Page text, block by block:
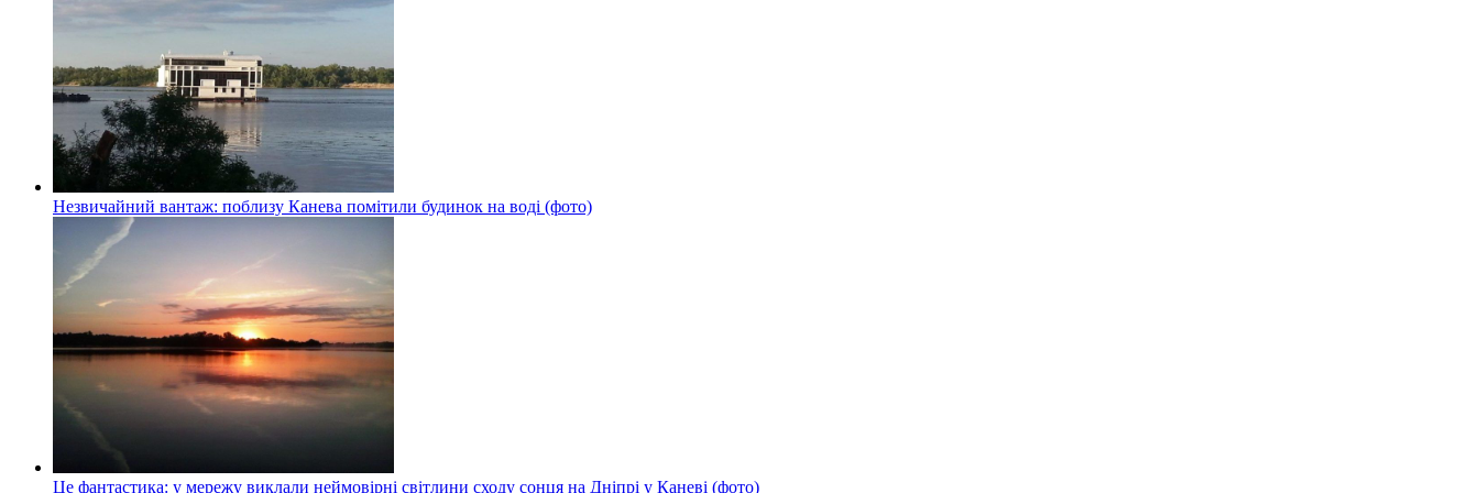
Незвичайний вантаж: поблизу Канева помітили будинок на воді (фото)
Це фантастика: у мережу виклали неймовірні світлини сходу сонця на Дніпрі у Каневі (фото)